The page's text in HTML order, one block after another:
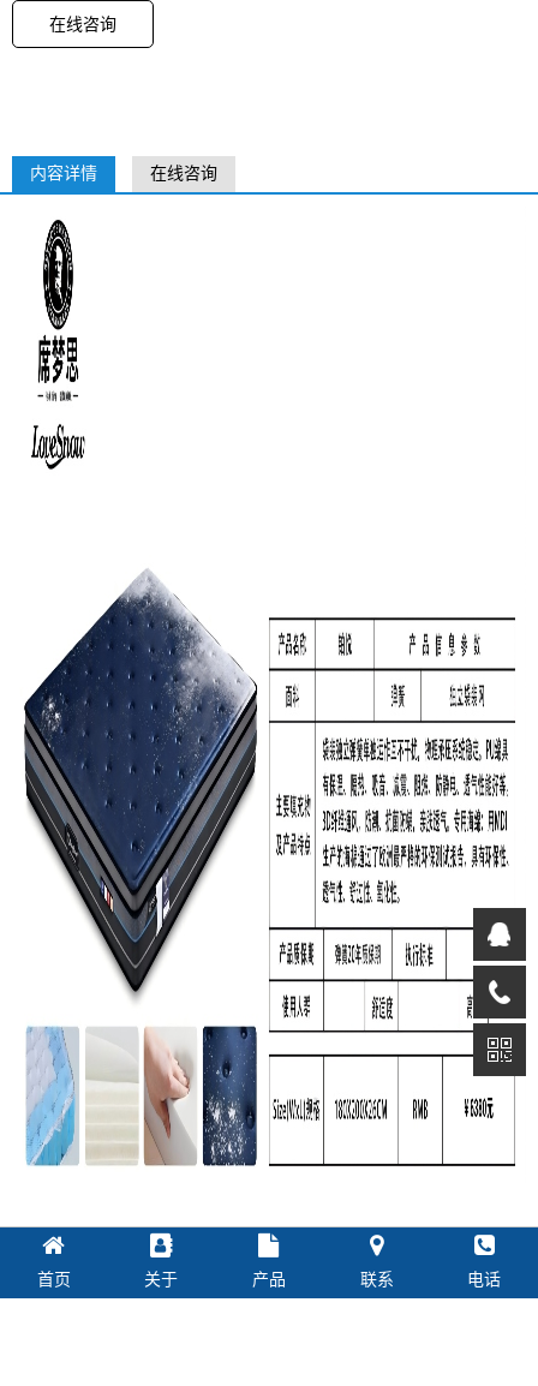
在线咨询
内容详情 在线咨询
首页 关于 产品 联系 电话